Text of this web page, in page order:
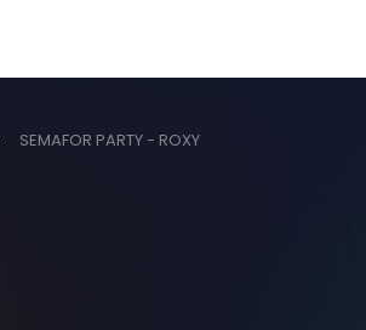
SEMAFOR PARTY - ROXY